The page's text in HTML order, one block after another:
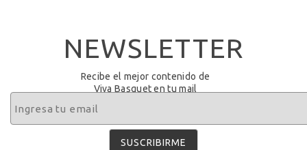
NEWSLETTER
Recibe el mejor contenido de
Viva Basquet en tu mail